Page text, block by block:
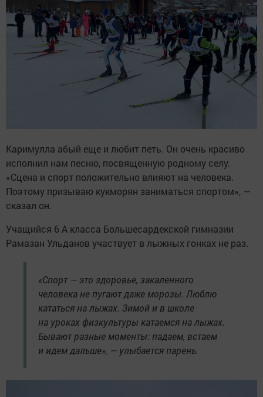
Каримулла абый еще и любит петь. Он очень красиво
исполнил нам песню, посвященную родному селу.
«Сцена и спорт положительно влияют на человека.
Поэтому призываю кукморян заниматься спортом», —
сказал он.
Учащийся 6 А класса Большесардекской гимназии
Рамазан Ульданов участвует в лыжных гонках не раз.
«Спорт — это здоровье, закаленного
человека не пугают даже морозы. Люблю
кататься на лыжах. Зимой и в школе
на уроках физкультуры катаемся на лыжах.
Бывают разные моменты: падаем, встаем
и идем дальше», — улыбается парень.